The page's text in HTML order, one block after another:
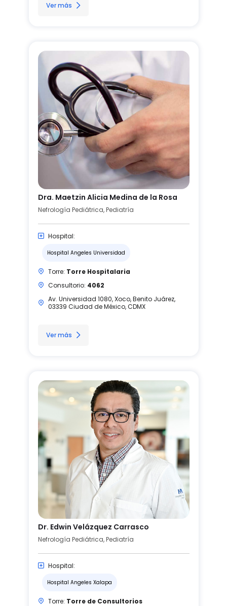
Ver más
Dra. Maetzin Alicia Medina de la Rosa
Nefrología Pediátrica, Pediatría
Hospital:
Hospital Angeles Universidad
Torre: Torre Hospitalaria
Consultorio: 4062
Av. Universidad 1080, Xoco, Benito Juárez,
03339 Ciudad de México, CDMX
Ver más
Dr. Edwin Velázquez Carrasco
Nefrología Pediátrica, Pediatría
Hospital:
Hospital Angeles Xalapa
Torre: Torre de Consultorios